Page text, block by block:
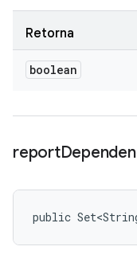
Retorna
boolean
report
public